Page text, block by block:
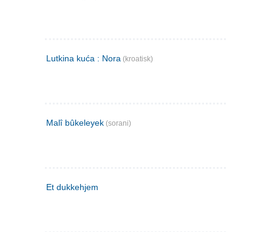
Lutkina kuća : Nora (kroatisk)
Malî bûkeleyek (sorani)
Et dukkehjem